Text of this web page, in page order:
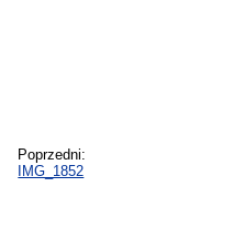
Poprzedni:
IMG_1852